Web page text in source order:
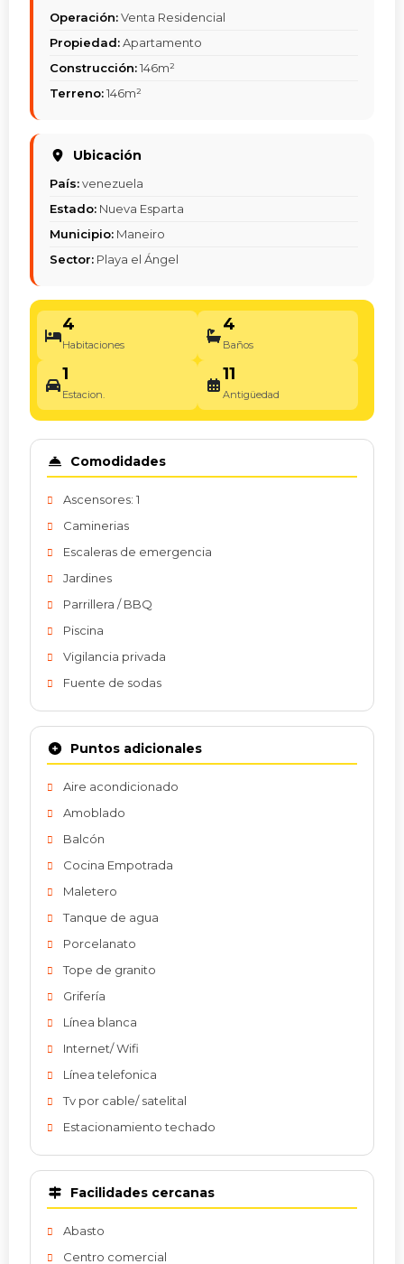
Operación:Venta Residencial
Propiedad:Apartamento
Construcción:146m²
Terreno:146m²
Ubicación
País:venezuela
Estado: Nueva Esparta
Municipio: Maneiro
Sector: Playa el Ángel
4
Habitaciones
4
Baños
1
Estacion.
11
Antigüedad
Comodidades
Ascensores: 1
Caminerias
Escaleras de emergencia
Jardines
Parrillera / BBQ
Piscina
Vigilancia privada
Fuente de sodas
Puntos adicionales
Aire acondicionado
Amoblado
Balcón
Cocina Empotrada
Maletero
Tanque de agua
Porcelanato
Tope de granito
Grifería
Línea blanca
Internet/ Wifi
Línea telefonica
Tv por cable/ satelital
Estacionamiento techado
Facilidades cercanas
Abasto
Centro comercial